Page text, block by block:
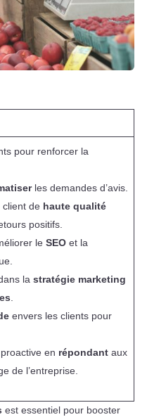
pour renforcer la
les demandes d’avis.
client de haute qualité
positifs.
le SEOet la
la stratégie marketing
envers les clients pour
en répondantaux
de l’entreprise.
est essentiel pour booster